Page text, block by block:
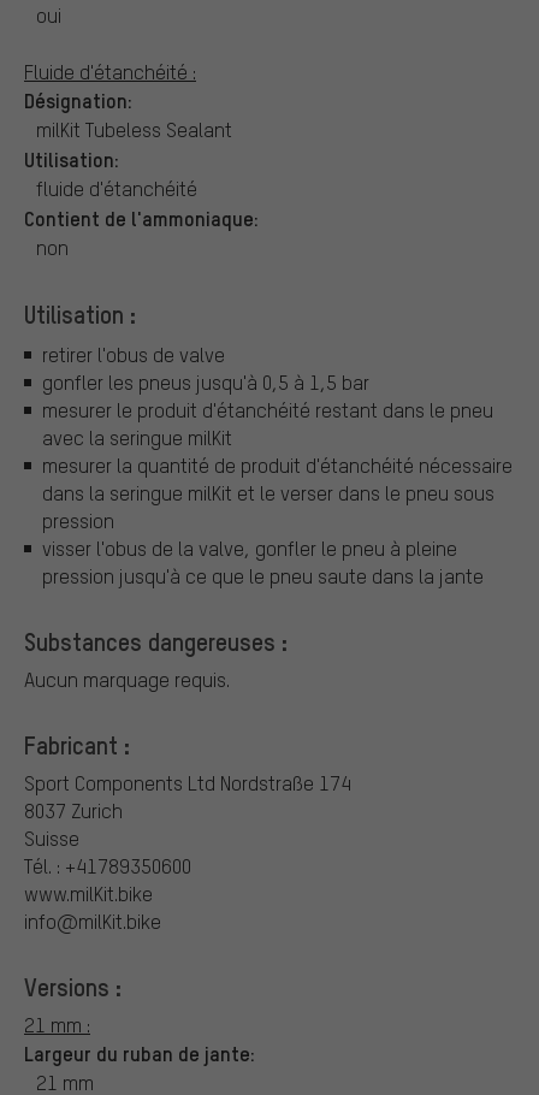
oui
Fluide d'étanchéité :
Désignation:
milKit Tubeless Sealant
Utilisation:
fluide d'étanchéité
Contient de l'ammoniaque:
non
Utilisation :
retirer l'obus de valve
gonfler les pneus jusqu'à 0,5 à 1,5 bar
mesurer le produit d'étanchéité restant dans le pneu
avec la seringue milKit
mesurer la quantité de produit d'étanchéité nécessaire
dans la seringue milKit et le verser dans le pneu sous
pression
visser l'obus de la valve, gonfler le pneu à pleine
pression jusqu'à ce que le pneu saute dans la jante
Substances dangereuses :
Aucun marquage requis.
Fabricant :
Sport Components Ltd Nordstraße 174
8037 Zurich
Suisse
Tél. : +41789350600
www.milKit.bike
info@milKit.bike
Versions :
21 mm :
Largeur du ruban de jante:
21 mm